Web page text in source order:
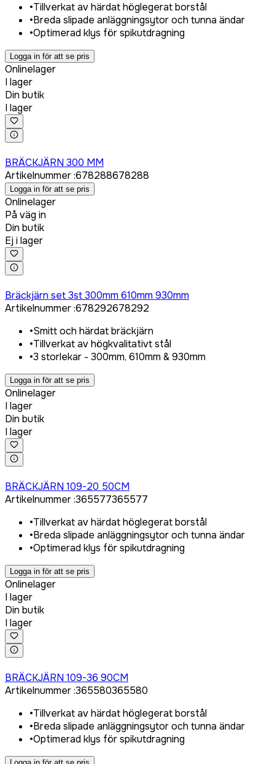
•Tillverkat av härdat höglegerat borstål
•Breda slipade anläggningsytor och tunna ändar
•Optimerad klys för spikutdragning
Logga in för att se pris
Onlinelager
I lager
Din butik
I lager
BRÄCKJÄRN 300 MM
Artikelnummer:678288678288
Logga in för att se pris
Onlinelager
På väg in
Din butik
Ej i lager
Bräckjärn set 3st 300mm 610mm 930mm
Artikelnummer:678292678292
•Smitt och härdat bräckjärn
•Tillverkat av högkvalitativt stål
•3 storlekar - 300mm, 610mm & 930mm
Logga in för att se pris
Onlinelager
I lager
Din butik
I lager
BRÄCKJÄRN 109-20 50CM
Artikelnummer:365577365577
•Tillverkat av härdat höglegerat borstål
•Breda slipade anläggningsytor och tunna ändar
•Optimerad klys för spikutdragning
Logga in för att se pris
Onlinelager
I lager
Din butik
I lager
BRÄCKJÄRN 109-36 90CM
Artikelnummer:365580365580
•Tillverkat av härdat höglegerat borstål
•Breda slipade anläggningsytor och tunna ändar
•Optimerad klys för spikutdragning